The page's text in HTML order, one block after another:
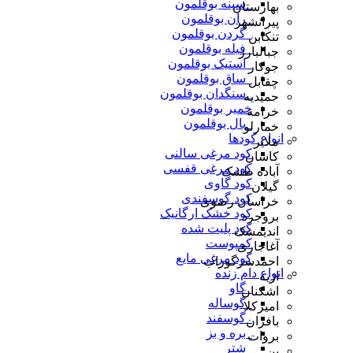
_سینه بوقلمون
_ران بوقلمون
_گردن بوقلمون
_فیله بوقلمون
_استیک بوقلمون
_ساق بوقلمون
_سنگدان بوقلمون
خمیر بوقلمون
_بال بوقلمون
انواع کودها
کود مرغی سالنی
کود مرغی قفسی
کود گاوی
کود گوسفندی
کود خشک ارگانیک
کود پلیت شده
کمپوست
کود مرغی مایع
انواع دام زنده
_گاو
_گوساله
_گوسفند
_بره و بز
_شتر
بهارستان
پیرانشهر
تنکابن
جبالبارز
جوکار
چقابل
حمیدیه
خرامه
خمارلو
ملایر
کاشان
آباده طشک
گیلان
خراسان رضوی
بروجرد
اندیمشک
آغاجاری
احمدسرگوراب
اژیه
اشکنان
امیرکلا
بافران
بروات